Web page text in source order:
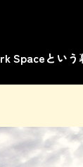
Spaceという